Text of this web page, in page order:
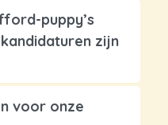
puppy’s
zijn
voor onze